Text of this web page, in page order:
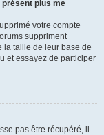
présent plus me
votre compte
suppriment
la taille de leur base de
et essayez de participer
pas être récupéré, il